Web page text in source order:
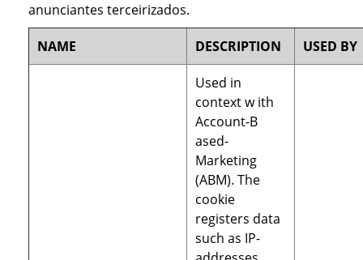
anunciantes terceirizados.
NAME DESCRIPTION USED BY
Used in
context w ith
Account-B
ased-
Marketing
(ABM). The
cookie
registers data
such as IP-